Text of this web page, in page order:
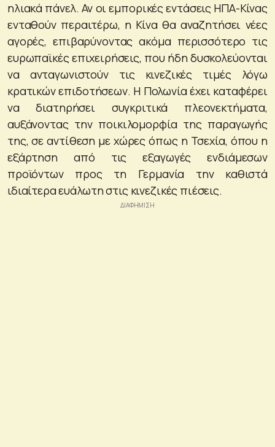
ηλιακά πάνελ. Αν οι εμπορικές εντάσεις ΗΠΑ-Κίνας
ενταθούν περαιτέρω, η Κίνα θα αναζητήσει νέες
αγορές, επιβαρύνοντας ακόμα περισσότερο τις
ευρωπαϊκές επιχειρήσεις, που ήδη δυσκολεύονται
να ανταγωνιστούν τις κινεζικές τιμές λόγω
κρατικών επιδοτήσεων. Η Πολωνία έχει καταφέρει
να διατηρήσει συγκριτικά πλεονεκτήματα,
αυξάνοντας την ποικιλομορφία της παραγωγής
της, σε αντίθεση με χώρες όπως η Τσεχία, όπου η
εξάρτηση από τις εξαγωγές ενδιάμεσων
προϊόντων προς τη Γερμανία την καθιστά
ιδιαίτερα ευάλωτη στις κινεζικές πιέσεις.